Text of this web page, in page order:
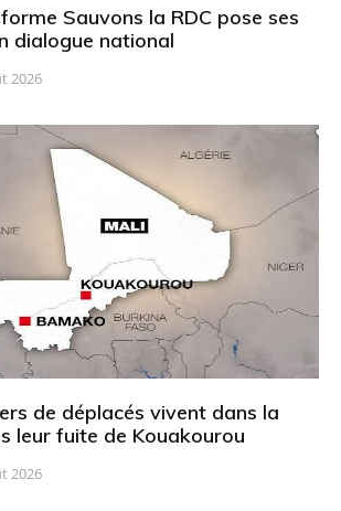
Sauvons la RDC pose ses
dialogue national
2026
de déplacés vivent dans la
leur fuite de Kouakourou
2026